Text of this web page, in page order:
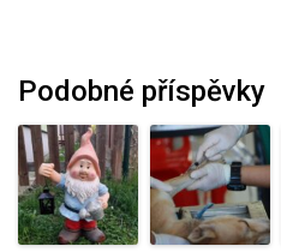
Podobné příspěvky